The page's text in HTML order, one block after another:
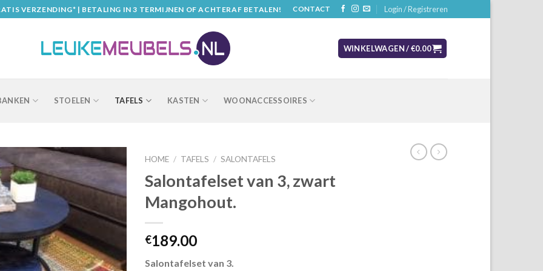
VERZENDING* | BETALING IN 3 TERMIJNEN OF ACHTERAF BETALEN! CONTACT Login / Registreren
WINKELWAGEN /€0.00
STOELEN TAFELS KASTEN WOONACCESSOIRES
HOME / TAFELS / SALONTAFELS
Salontafelset van 3, zwart
Mangohout.
€189.00
Salontafelset van 3.